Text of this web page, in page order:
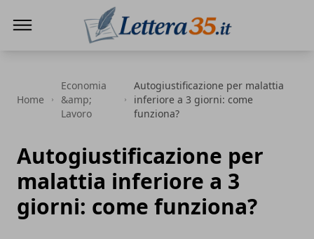
Home
Economia
&amp;
Lavoro
Autogiustificazione per malattia
inferiore a 3 giorni: come
funziona?
Autogiustificazione per
malattia inferiore a 3
giorni: come funziona?